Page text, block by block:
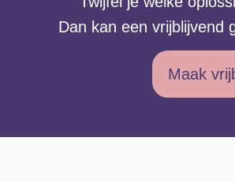
Dan kan een vrijblijvend
Maak